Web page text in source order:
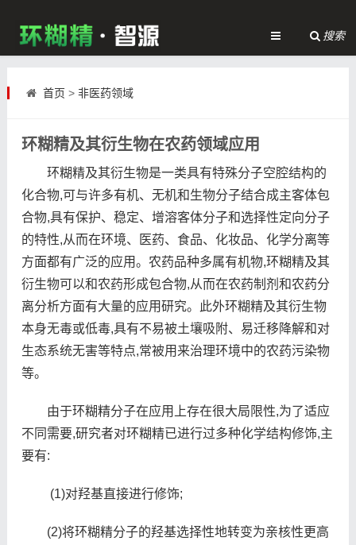
搜索
首页 > 非医药领域
环糊精及其衍生物在农药领域应用
环糊精及其衍生物是一类具有特殊分子空腔结构的
化合物,可与许多有机、无机和生物分子结合成主客体包
合物,具有保护、稳定、增溶客体分子和选择性定向分子
的特性,从而在环境、医药、食品、化妆品、化学分离等
方面都有广泛的应用。农药品种多属有机物,环糊精及其
衍生物可以和农药形成包合物,从而在农药制剂和农药分
离分析方面有大量的应用研究。此外环糊精及其衍生物
本身无毒或低毒,具有不易被土壤吸附、易迁移降解和对
生态系统无害等特点,常被用来治理环境中的农药污染物
等。
由于环糊精分子在应用上存在很大局限性,为了适应
不同需要,研究者对环糊精已进行过多种化学结构修饰,主
要有:
(1)对羟基直接进行修饰;
(2)将环糊精分子的羟基选择性地转变为亲核性更高